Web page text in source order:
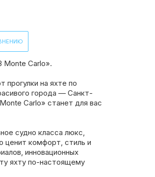
Monte Carlo».
на яхте по
города — Санкт-
Carlo» станет для вас
судно класса люкс,
ценит комфорт, стиль и
инновационных
яхту по-настоящему